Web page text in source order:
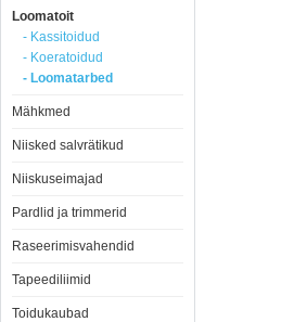
Loomatoit
- Kassitoidud
- Koeratoidud
- Loomatarbed
Mähkmed
Niisked salvrätikud
Niiskuseimajad
Pardlid ja trimmerid
Raseerimisvahendid
Tapeediliimid
Toidukaubad